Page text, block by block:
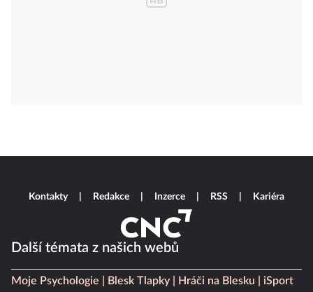
Další témata z našich webů
Moje Psychologie Blesk Tlapky Hráči na Blesku
iSport
Kontakty Redakce Inzerce RSS Kariéra